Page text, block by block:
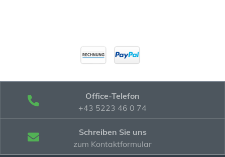
Office-Telefon
+43 5223 46 0 74
Schreiben Sie uns
zum Kontaktformular